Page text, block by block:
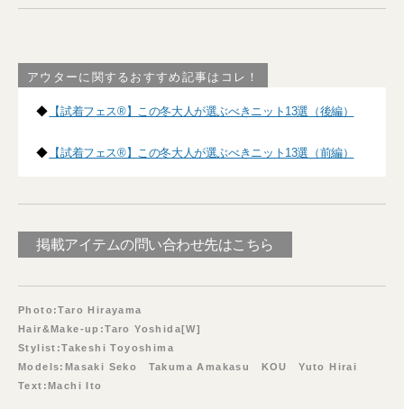
アウターに関するおすすめ記事はコレ！
◆ 【試着フェス®】この冬大人が選ぶべきニット13選（後編）
◆ 【試着フェス®】この冬大人が選ぶべきニット13選（前編）
掲載アイテムの問い合わせ先はこちら
Photo:Taro Hirayama
Hair&Make-up:Taro Yoshida[W]
Stylist:Takeshi Toyoshima
Models:Masaki Seko Takuma Amakasu KOU Yuto Hirai
Text:Machi Ito